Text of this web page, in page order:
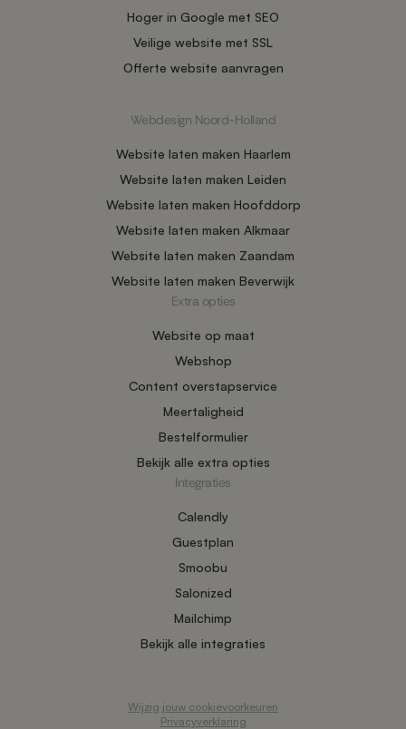
Hoger in Google met SEO
Veilige website met SSL
Offerte website aanvragen
Webdesign Noord-Holland
Website laten maken Haarlem
Website laten maken Leiden
Website laten maken Hoofddorp
Website laten maken Alkmaar
Website laten maken Zaandam
Website laten maken Beverwijk
Extra opties
Website op maat
Webshop
Content overstapservice
Meertaligheid
Bestelformulier
Bekijk alle extra opties
Integraties
Calendly
Guestplan
Smoobu
Salonized
Mailchimp
Bekijk alle integraties
Wijzig jouw cookievoorkeuren
Privacyverklaring